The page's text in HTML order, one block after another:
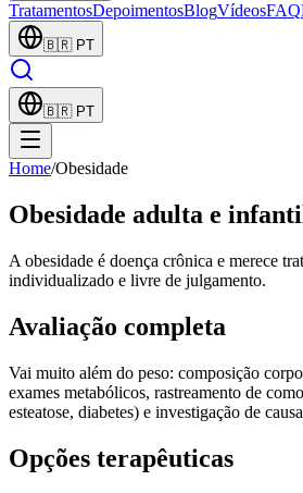
TratamentosDepoimentosBlogVídeosFAQ
🇧🇷 PT
🇧🇷 PT
Home/Obesidade
Obesidade adulta e
A obesidade é doença crônica e merece
individualizado e livre de julgamento.
Avaliação completa
Vai muito além do peso: composição
exames metabólicos, rastreamento de
esteatose, diabetes) e investigação de
Opções terapêuticas